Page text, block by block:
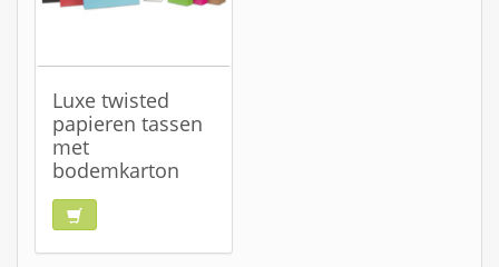
Luxe twisted
papieren tassen
met
bodemkarton